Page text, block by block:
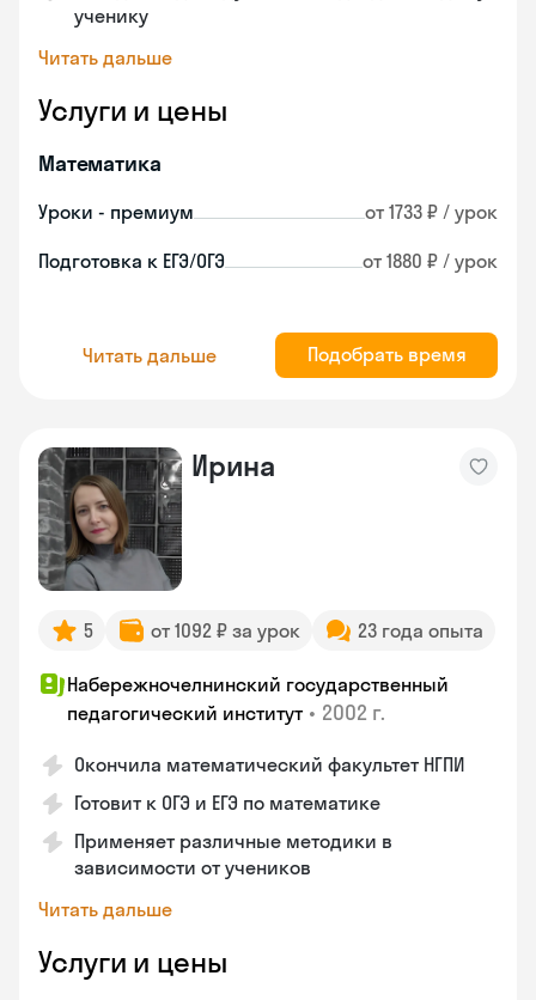
ученику
Читать дальше
Услуги и цены
Математика
Уроки - премиум от 1733 ₽ / урок
Подготовка к ЕГЭ/ОГЭ от 1880 ₽ / урок
Читать дальше Подобрать время
Ирина
5 от 1092 ₽ за урок 23 года опыта
Набережночелнинский государственный
педагогический институт • 2002 г.
Окончила математический факультет НГПИ
Готовит к ОГЭ и ЕГЭ по математике
Применяет различные методики в
зависимости от учеников
Читать дальше
Услуги и цены